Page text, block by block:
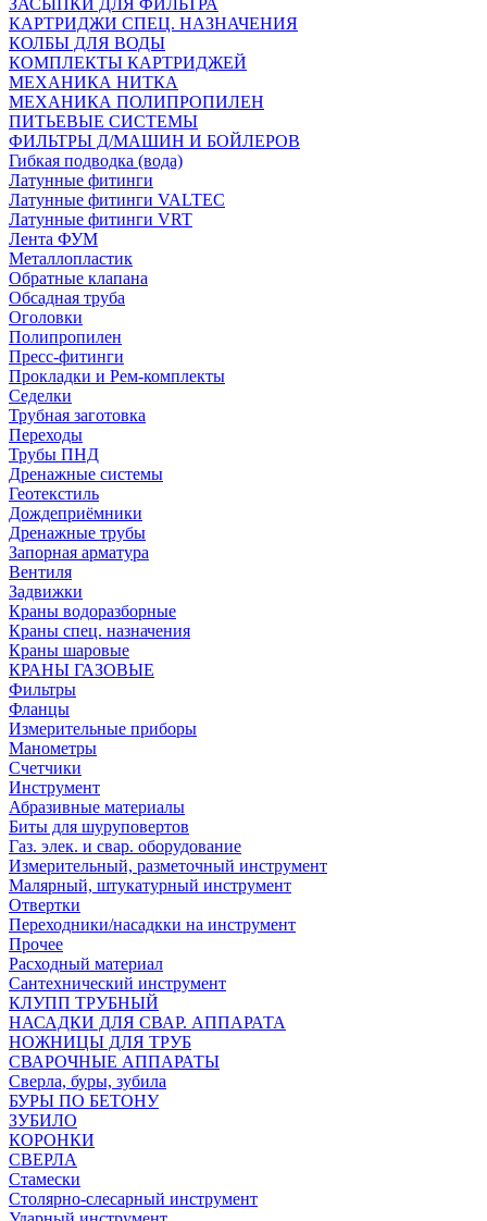
ЗАСЫПКИ ДЛЯ ФИЛЬТРА
КАРТРИДЖИ СПЕЦ. НАЗНАЧЕНИЯ
КОЛБЫ ДЛЯ ВОДЫ
КОМПЛЕКТЫ КАРТРИДЖЕЙ
МЕХАНИКА НИТКА
МЕХАНИКА ПОЛИПРОПИЛЕН
ПИТЬЕВЫЕ СИСТЕМЫ
ФИЛЬТРЫ Д/МАШИН И БОЙЛЕРОВ
Гибкая подводка (вода)
Латунные фитинги
Латунные фитинги VALTEC
Латунные фитинги VRT
Лента ФУМ
Металлопластик
Обратные клапана
Обсадная труба
Оголовки
Полипропилен
Пресс-фитинги
Прокладки и Рем-комплекты
Седелки
Трубная заготовка
Переходы
Трубы ПНД
Дренажные системы
Геотекстиль
Дождеприёмники
Дренажные трубы
Запорная арматура
Вентиля
Задвижки
Краны водоразборные
Краны спец. назначения
Краны шаровые
КРАНЫ ГАЗОВЫЕ
Фильтры
Фланцы
Измерительные приборы
Манометры
Счетчики
Инструмент
Абразивные материалы
Биты для шуруповертов
Газ. элек. и свар. оборудование
Измерительный, разметочный инструмент
Малярный, штукатурный инструмент
Отвертки
Переходники/насадкки на инструмент
Прочее
Расходный материал
Сантехнический инструмент
КЛУПП ТРУБНЫЙ
НАСАДКИ ДЛЯ СВАР. АППАРАТА
НОЖНИЦЫ ДЛЯ ТРУБ
СВАРОЧНЫЕ АППАРАТЫ
Сверла, буры, зубила
БУРЫ ПО БЕТОНУ
ЗУБИЛО
КОРОНКИ
СВЕРЛА
Стамески
Столярно-слесарный инструмент